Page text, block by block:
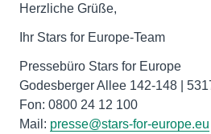
Herzliche Grüße,
Ihr Stars for Europe-Team
Pressebüro Stars for Europe
Godesberger Allee 142-148 |
Fon: 0800 24 12 100
Mail: presse@stars-for-europe.eu